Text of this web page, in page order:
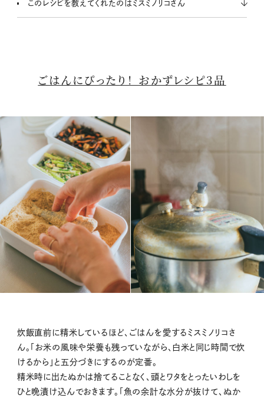
このレシピを教えてくれたのはミスミノリコさん
ごはんにぴったり！ おかずレシピ3品
炊飯直前に精米しているほど、ごはんを愛するミスミノリコさ
ん。「お米の風味や栄養も残っていながら、白米と同じ時間で炊
けるから」と五分づきにするのが定番。
精米時に出たぬかは捨てることなく、頭とワタをとったいわしを
ひと晩漬け込んでおきます。「魚の余計な水分が抜けて、ぬか